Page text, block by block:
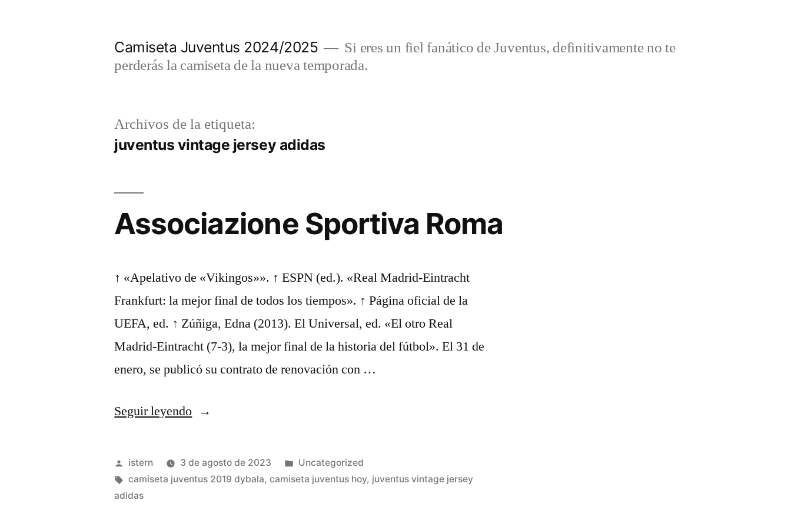
Camiseta Juventus 2024/2025
Si eres un fiel fanático de Juventus, definitivamente no te
perderás la camiseta de la nueva temporada.
Archivos de la etiqueta:
juventus vintage jersey adidas
Associazione Sportiva Roma
↑ «Apelativo de «Vikingos»». ↑ ESPN (ed.). «Real Madrid-Eintracht
Frankfurt: la mejor final de todos los tiempos». ↑ Página oficial de la
UEFA, ed. ↑ Zúñiga, Edna (2013). El Universal, ed. «El otro Real
Madrid-Eintracht (7-3), la mejor final de la historia del fútbol». El 31 de
enero, se publicó su contrato de renovación con …
Seguir leyendo«Associazione
Roma»
Publicado
por
istern 3 de agosto de 2023
Publicado
en
Uncategorized
Etiquetas:
camiseta juventus 2019 dybala,camiseta juventus hoy, juventus vintage jersey
adidas